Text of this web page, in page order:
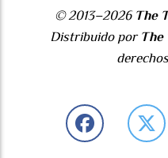
© 2013–2026 The
Distribuido por The